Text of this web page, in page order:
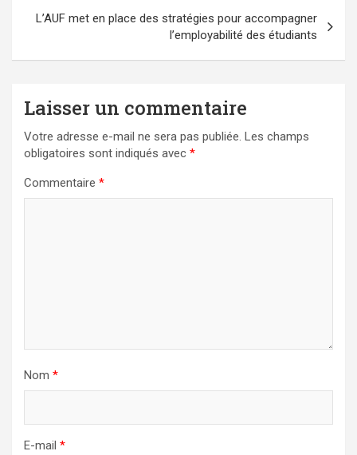
L’AUF met en place des stratégies pour accompagner
l’employabilité des étudiants
Laisser un commentaire
Votre adresse e-mail ne sera pas publiée. Les champs
obligatoires sont indiqués avec *
Commentaire *
Nom *
E-mail *